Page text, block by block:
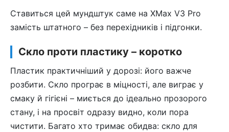
Ставиться цей мундштук саме на XMax V3 Pro
замість штатного – без перехідників і підгонки.
Скло проти пластику – коротко
Пластик практичніший у дорозі: його важче
розбити. Скло програє в міцності, але виграє у
смаку й гігієні – миється до ідеально прозорого
стану, і на просвіт одразу видно, коли пора
чистити. Багато хто тримає обидва: скло для